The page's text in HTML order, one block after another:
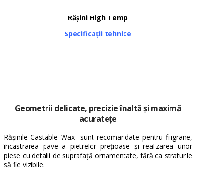
Rășini High Temp
Specificații tehnice
Geometrii delicate, precizie înaltăși maximă
acuratețe
Rășinile Castable Wax sunt recomandate pentru filigrane,
încastrarea pavé a pietrelor prețioase și realizarea unor
piese cu detalii de suprafață ornamentate, fără ca straturile
să fie vizibile.